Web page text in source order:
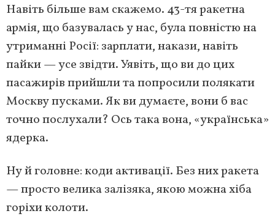
Навіть більше вам скажемо. 43-тя ракетна
армія, що базувалась у нас, була повністю на
утриманні Росії: зарплати, накази, навіть
пайки — усе звідти. Уявіть, що ви до цих
пасажирів прийшли та попросили полякати
Москву пусками. Як ви думаєте, вони б вас
точно послухали? Ось така вона, «українська»
ядерка.
Ну й головне: коди активації. Без них ракета
— просто велика залізяка, якою можна хіба
горіхи колоти.